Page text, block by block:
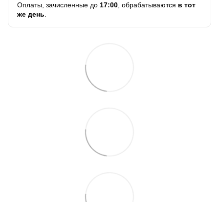
Оплаты, зачисленные до 17:00 , обрабатываются в тот
же день